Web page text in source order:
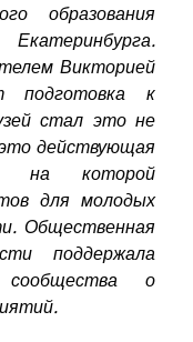
образования
Викторией
подготовка к
стал это не
действующая
на которой
для молодых
Общественная
поддержала
сообщества о